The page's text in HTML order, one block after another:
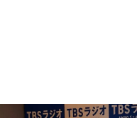
トピックス